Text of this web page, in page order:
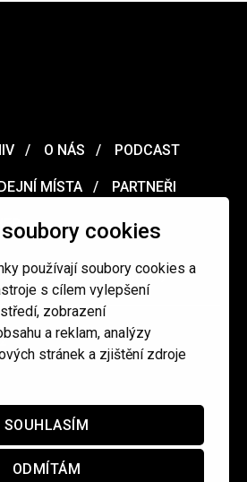
cookies
používají soubory cookies a
s cílem vylepšení
zobrazení
a reklam, analýzy
stránek a zjištění zdroje
SOUHLASÍM
ODMÍTÁM
O NÁS PODCAST
MÍSTA PARTNEŘI
/ Obchodní podmínky